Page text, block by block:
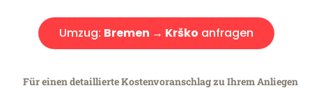
Umzug: Bremen → Krško anfragen
Für einen detaillierte Kostenvoranschlag zu Ihrem Anliegen